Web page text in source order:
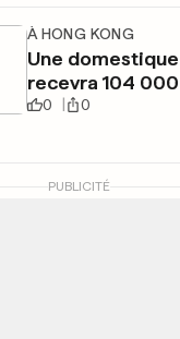
À HONG KONG
Une
recevra 104
0 0
PUBLICITÉ